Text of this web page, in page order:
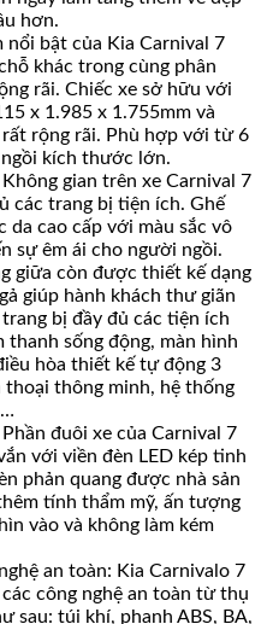
hơn.
nổi bật của Kia Carnival 7
khác trong cùng phân
rãi. Chiếc xe sở hữu với
x 1.985 x 1.755mm và
rộng rãi. Phù hợp với từ 6
kích thước lớn.
gian trên xe Carnival 7
các trang bị tiện ích. Ghế
da cao cấp với màu sắc vô
sự êm ái cho người ngồi.
giữa còn được thiết kế dạng
giúp hành khách thư giãn
bị đầy đủ các tiện ích
thanh sống động, màn hình
hòa thiết kế tự động 3
thông minh, hệ thống
đuôi xe của Carnival 7
với viền đèn LED kép tinh
phản quang được nhà sản
tính thẩm mỹ, ấn tượng
vào và không làm kém
an toàn: Kia Carnivalo 7
công nghệ an toàn từ thụ
sau: túi khí, phanh ABS, BA,